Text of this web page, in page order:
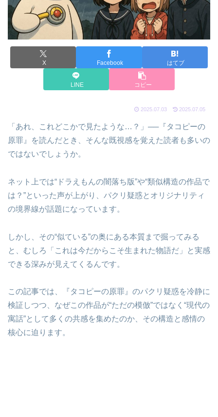
X Facebook はてブ
LINE コピー
2025.07.03 2025.07.05
「あれ、これどこかで見たような…？」──『タコピーの
原罪』を読んだとき、そんな既視感を覚えた読者も多いの
ではないでしょうか。
ネット上では“ドラえもんの闇落ち版”や“類似構造の作品で
は？”といった声が上がり、パクリ疑惑とオリジナリティ
の境界線が話題になっています。
しかし、その“似ている”の奥にある本質まで掘ってみる
と、むしろ「これは今だからこそ生まれた物語だ」と実感
できる深みが見えてくるんです。
この記事では、『タコピーの原罪』のパクリ疑惑を冷静に
検証しつつ、なぜこの作品が“ただの模倣”ではなく“現代の
寓話”として多くの共感を集めたのか、その構造と感情の
核心に迫ります。